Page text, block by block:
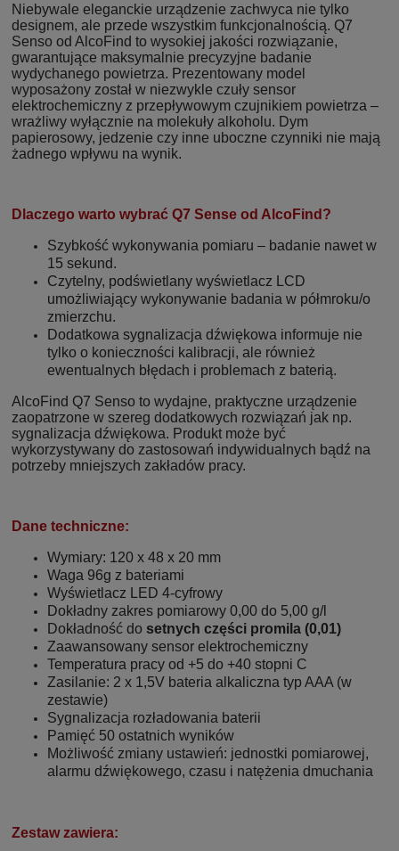
Niebywale eleganckie urządzenie zachwyca nie tylko
designem, ale przede wszystkim funkcjonalnością. Q7
Senso od AlcoFind to wysokiej jakości rozwiązanie,
gwarantujące maksymalnie precyzyjne badanie
wydychanego powietrza. Prezentowany model
wyposażony został w niezwykle czuły sensor
elektrochemiczny z przepływowym czujnikiem powietrza –
wrażliwy wyłącznie na molekuły alkoholu. Dym
papierosowy, jedzenie czy inne uboczne czynniki nie mają
żadnego wpływu na wynik.
Dlaczego warto wybrać Q7 Sense od AlcoFind?
Szybkość wykonywania pomiaru – badanie nawet w
15 sekund.
Czytelny, podświetlany wyświetlacz LCD
umożliwiający wykonywanie badania w półmroku/o
zmierzchu.
Dodatkowa sygnalizacja dźwiękowa informuje nie
tylko o konieczności kalibracji, ale również
ewentualnych błędach i problemach z baterią.
AlcoFind Q7 Senso to wydajne, praktyczne urządzenie
zaopatrzone w szereg dodatkowych rozwiązań jak np.
sygnalizacja dźwiękowa. Produkt może być
wykorzystywany do zastosowań indywidualnych bądź na
potrzeby mniejszych zakładów pracy.
Dane techniczne:
Wymiary: 120 x 48 x 20 mm
Waga 96g z bateriami
Wyświetlacz LED 4-cyfrowy
Dokładny zakres pomiarowy 0,00 do 5,00 g/l
Dokładność do setnych części promila (0,01)
Zaawansowany sensor elektrochemiczny
Temperatura pracy od +5 do +40 stopni C
Zasilanie: 2 x 1,5V bateria alkaliczna typ AAA (w
zestawie)
Sygnalizacja rozładowania baterii
Pamięć 50 ostatnich wyników
Możliwość zmiany ustawień: jednostki pomiarowej,
alarmu dźwiękowego, czasu i natężenia dmuchania
Zestaw zawiera: